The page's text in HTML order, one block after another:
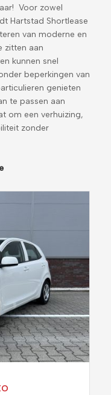
Voor zowel
Hartstad Shortlease
van moderne en
zitten aan
kunnen snel
beperkingen van
genieten
te passen aan
om een verhuizing,
zonder